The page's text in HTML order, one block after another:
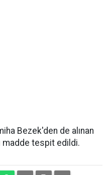
Bezek'den de alınan
madde tespit edildi.